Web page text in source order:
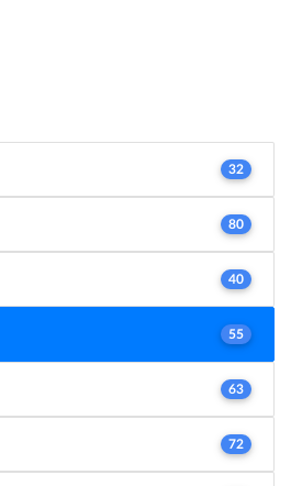
32
80
40
55
63
72